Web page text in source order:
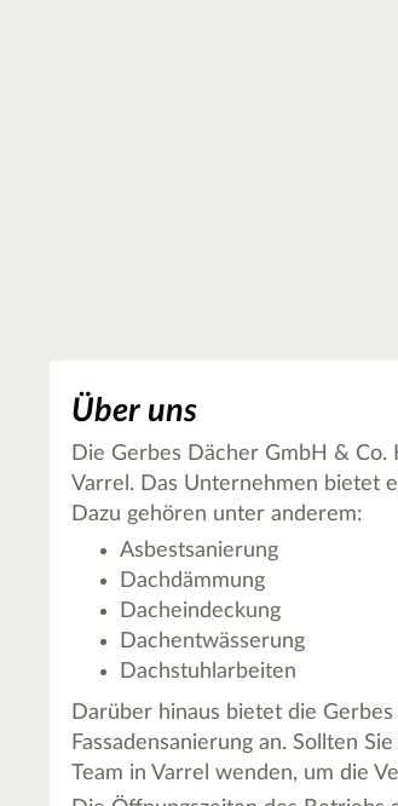
Über uns
Die Gerbes Dächer GmbH &
Varrel. Das Unternehmen bietet
Dazu gehören unter anderem:
Asbestsanierung
Dachdämmung
Dacheindeckung
Dachentwässerung
Dachstuhlarbeiten
Darüber hinaus bietet die
Fassadensanierung an. Sollten
Team in Varrel wenden, um die